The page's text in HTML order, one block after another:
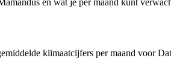
klimaatcijfers per maand voor